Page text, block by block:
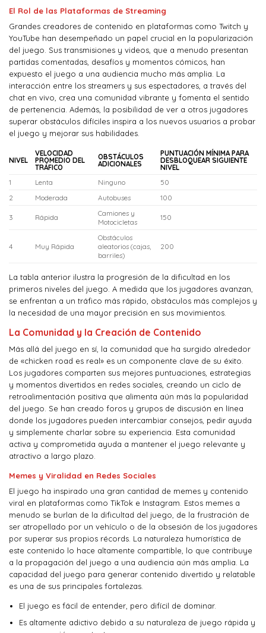
El Rol de las Plataformas de Streaming
Grandes creadores de contenido en plataformas como Twitch y
YouTube han desempeñado un papel crucial en la popularización
del juego. Sus transmisiones y videos, que a menudo presentan
partidas comentadas, desafíos y momentos cómicos, han
expuesto el juego a una audiencia mucho más amplia. La
interacción entre los streamers y sus espectadores, a través del
chat en vivo, crea una comunidad vibrante y fomenta el sentido
de pertenencia. Además, la posibilidad de ver a otros jugadores
superar obstáculos difíciles inspira a los nuevos usuarios a probar
el juego y mejorar sus habilidades.
NIVEL
VELOCIDAD
PROMEDIO DEL
TRÁFICO
OBSTÁCULOS
ADICIONALES
PUNTUACIÓN MÍNIMA PARA
DESBLOQUEAR SIGUIENTE
NIVEL
1
Lenta Ninguno
50
2
Moderada Autobuses 100
3 Rápida
Camiones y
Motocicletas
150
4 Muy Rápida
Obstáculos
aleatorios (cajas,
barriles)
200
La tabla anterior ilustra la progresión de la dificultad en los
primeros niveles del juego. A medida que los jugadores avanzan,
se enfrentan a un tráfico más rápido, obstáculos más complejos y
la necesidad de una mayor precisión en sus movimientos.
La Comunidad y la Creación de Contenido
Más allá del juego en sí, la comunidad que ha surgido alrededor
de «chicken road es real» es un componente clave de su éxito.
Los jugadores comparten sus mejores puntuaciones, estrategias
y momentos divertidos en redes sociales, creando un ciclo de
retroalimentación positiva que alimenta aún más la popularidad
del juego. Se han creado foros y grupos de discusión en línea
donde los jugadores pueden intercambiar consejos, pedir ayuda
y simplemente charlar sobre su experiencia. Esta comunidad
activa y comprometida ayuda a mantener el juego relevante y
atractivo a largo plazo.
Memes y Viralidad en Redes Sociales
El juego ha inspirado una gran cantidad de memes y contenido
viral en plataformas como TikTok e Instagram. Estos memes a
menudo se burlan de la dificultad del juego, de la frustración de
ser atropellado por un vehículo o de la obsesión de los jugadores
por superar sus propios récords. La naturaleza humorística de
este contenido lo hace altamente compartible, lo que contribuye
a la propagación del juego a una audiencia aún más amplia. La
capacidad del juego para generar contenido divertido y relatable
es una de sus principales fortalezas.
El juego es fácil de entender, pero difícil de dominar.
Es altamente adictivo debido a su naturaleza de juego rápida y